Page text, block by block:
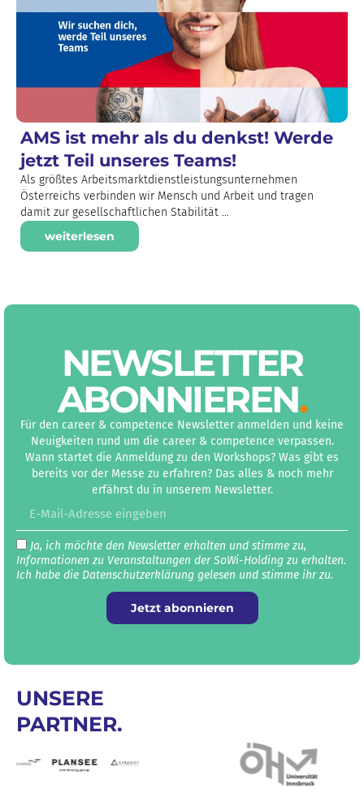
AMS ist mehr als du denkst! Werde
jetzt Teil unseres Teams!
Als größtes Arbeitsmarktdienstleistungsunternehmen
Österreichs verbinden wir Mensch und Arbeit und tragen
damit zur gesellschaftlichen Stabilität ...
weiterlesen
NEWS­LETTER
ABON­NIEREN.
Für den career & competence Newsletter anmelden und keine
Neuigkeiten rund um die career & competence verpassen.
Wann startet die Anmeldung zu den Workshops? Was gibt es
bereits vor der Messe zu erfahren? Das alles & noch mehr
erfährst du in unserem Newsletter.
Ja, ich möchte den Newsletter erhalten und stimme zu,
Informationen zu Veranstaltungen der SoWi-Holding zu erhalten.
Ich habe die Datenschutz­erklärung gelesen und stimme ihr zu.
Jetzt abonnieren
UNSERE
PARTNER.